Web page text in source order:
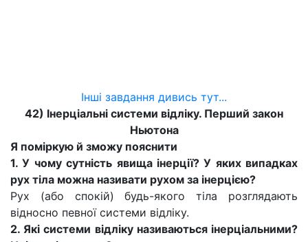
Інші завдання дивись тут...
42) Інерціальні системи відліку. Перший закон
Ньютона
Я поміркую й зможу пояснити
1. У чому сутність явища інерції? У яких випадках
рух тіла можна називати рухом за інерцією?
Рух (або спокій) будь-якого тіла розглядають
відносно певної системи відліку.
2. Які системи відліку називаються інерціальними?